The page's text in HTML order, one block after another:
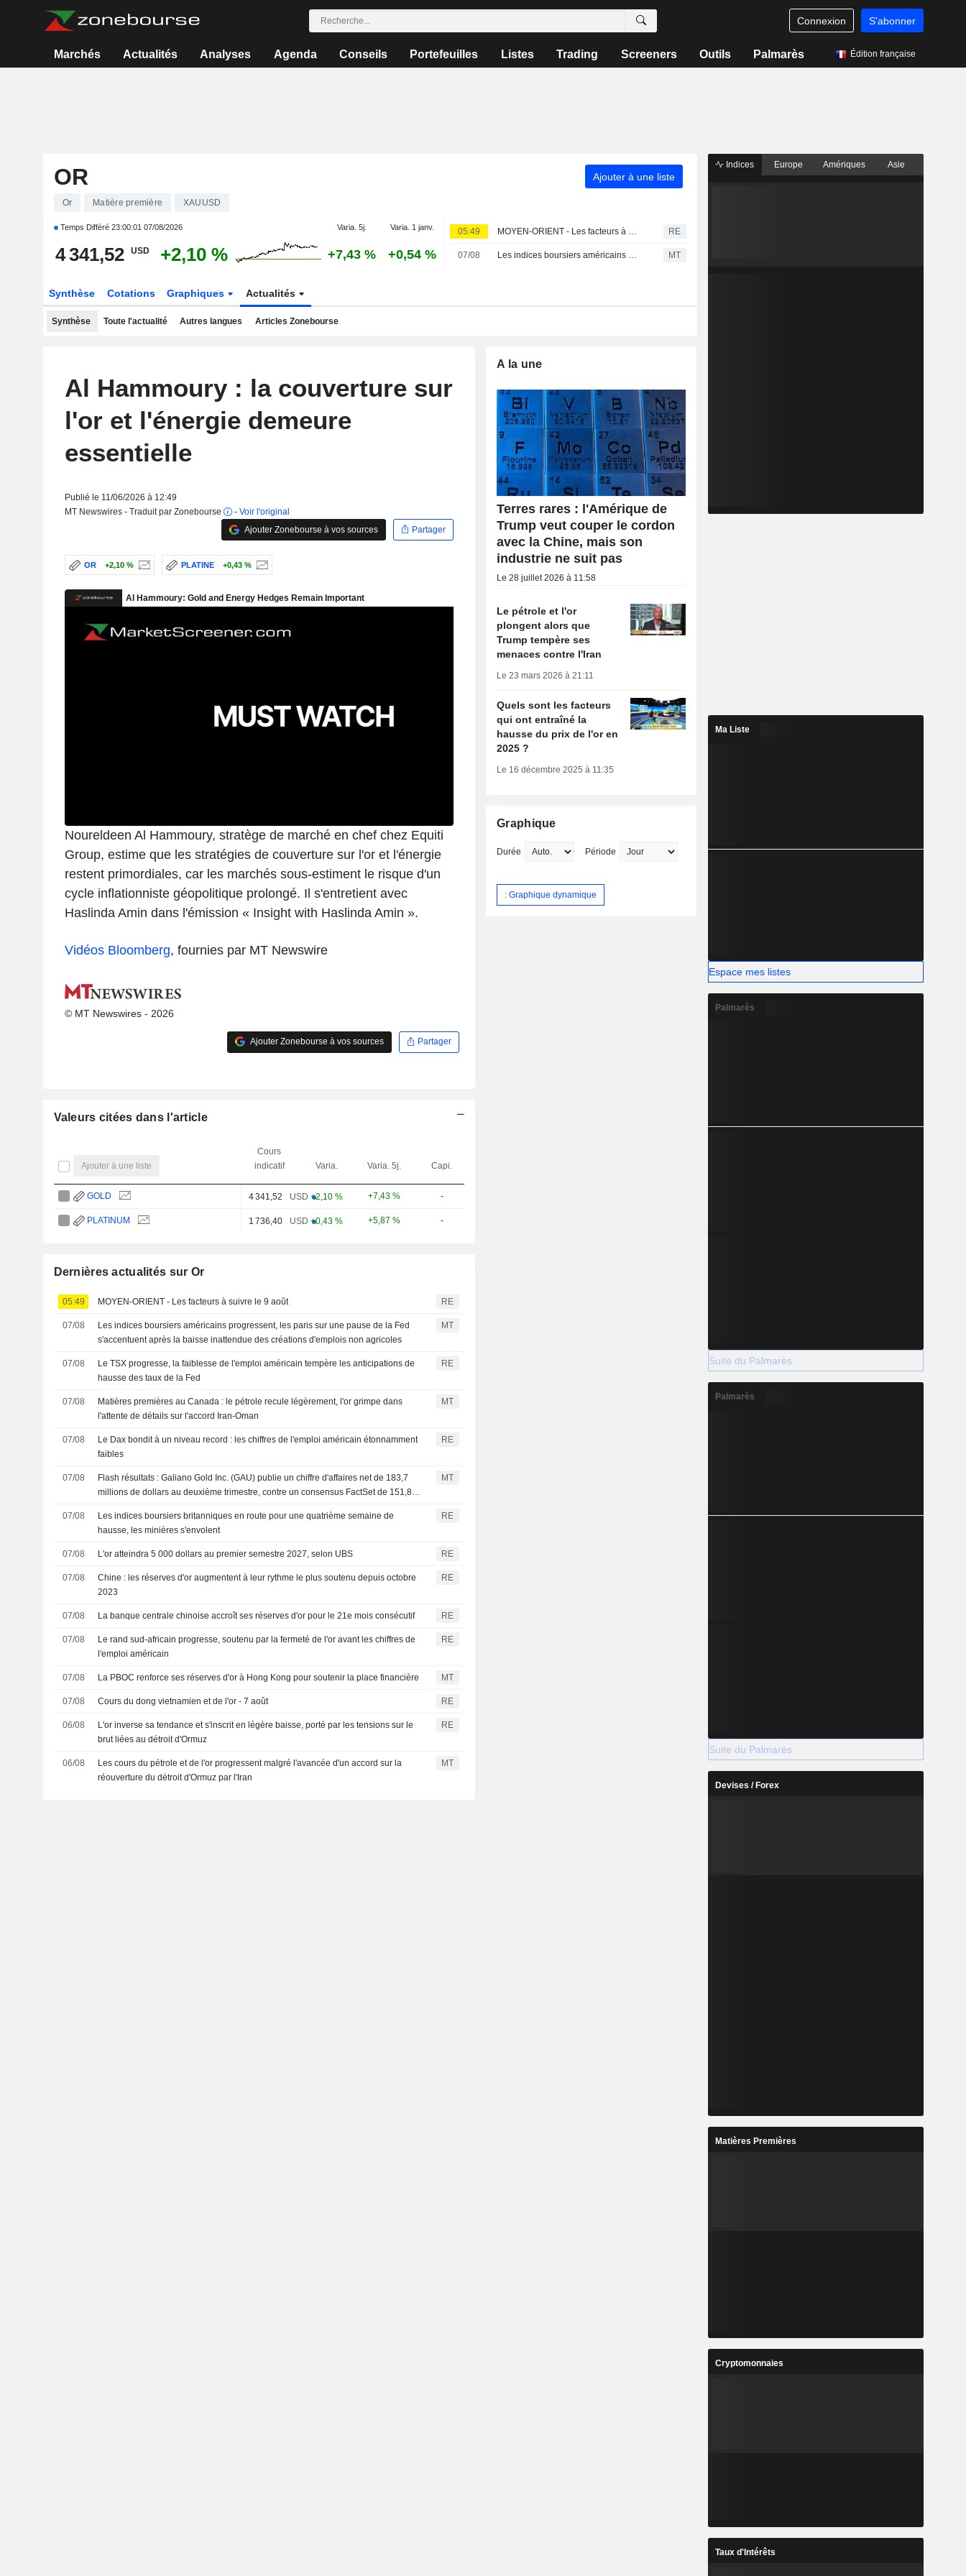
Connexion S'abonner
Marchés Actualités Analyses Agenda Conseils Portefeuilles Listes Trading Screeners Outils Palmarès Édition française
OR Ajouter à une liste
Or Matière première XAUUSD
Temps Différé 23:00:01 07/08/2026 Varia. 5j. Varia. 1 janv.
4 341,52 USD +2,10 % +7,43 % +0,54 %
05:49 MOYEN-ORIENT - Les facteurs à suivre le 9 août RE
07/08 Les indices boursiers américains progressent, les paris sur une pause de la Fed s'accentuent après la baisse inattendue des créations d'emplois non agricoles MT
Synthèse Cotations Graphiques Actualités
Synthèse Toute l'actualité Autres langues Articles Zonebourse
Al Hammoury : la couverture sur
l'or et l'énergie demeure
essentielle
Publié le 11/06/2026 à 12:49
MT Newswires - Traduit par Zonebourse
- Voir l'original
Ajouter Zonebourse à vos sources
Partager
OR +2,10 % PLATINE +0,43 %
Noureldeen Al Hammoury, stratège de marché en chef chez Equiti
Group, estime que les stratégies de couverture sur l'or et l'énergie
restent primordiales, car les marchés sous-estiment le risque d'un
cycle inflationniste géopolitique prolongé. Il s'entretient avec
Haslinda Amin dans l'émission « Insight with Haslinda Amin ».
Vidéos Bloomberg, fournies par MT Newswire
© MT Newswires - 2026
Ajouter Zonebourse à vos sources Partager
Valeurs citées dans l'article
Ajouter à une liste
Cours
indicatif
Varia. Varia. 5j. Capi.
GOLD 4 341,52 USD +2,10 % +7,43 % -
PLATINUM 1 736,40 USD +0,43 % +5,87 % -
Dernières actualités sur Or
05:49 MOYEN-ORIENT - Les facteurs à suivre le 9 août RE
07/08
Les indices boursiers américains progressent, les paris sur une pause de la Fed
s'accentuent après la baisse inattendue des créations d'emplois non agricoles
MT
07/08
Le TSX progresse, la faiblesse de l'emploi américain tempère les anticipations de
hausse des taux de la Fed
RE
07/08
Matières premières au Canada : le pétrole recule légèrement, l'or grimpe dans
l'attente de détails sur l'accord Iran-Oman
MT
07/08
Le Dax bondit à un niveau record : les chiffres de l'emploi américain étonnamment
faibles
RE
07/08
Flash résultats : Galiano Gold Inc. (GAU) publie un chiffre d'affaires net de 183,7
millions de dollars au deuxième trimestre, contre un consensus FactSet de 151,8
MT
07/08
Les indices boursiers britanniques en route pour une quatrième semaine de
hausse, les minières s'envolent
RE
07/08 L'or atteindra 5 000 dollars au premier semestre 2027, selon UBS RE
07/08
Chine : les réserves d'or augmentent à leur rythme le plus soutenu depuis octobre
2023
RE
07/08 La banque centrale chinoise accroît ses réserves d'or pour le 21e mois consécutif RE
07/08
Le rand sud-africain progresse, soutenu par la fermeté de l'or avant les chiffres de
l'emploi américain
RE
07/08 La PBOC renforce ses réserves d'or à Hong Kong pour soutenir la place financière MT
07/08 Cours du dong vietnamien et de l'or - 7 août RE
06/08
L'or inverse sa tendance et s'inscrit en légère baisse, porté par les tensions sur le
brut liées au détroit d'Ormuz
RE
06/08
Les cours du pétrole et de l'or progressent malgré l'avancée d'un accord sur la
réouverture du détroit d'Ormuz par l'Iran
MT
A la une
Terres rares : l'Amérique de
Trump veut couper le cordon
avec la Chine, mais son
industrie ne suit pas
Le 28 juillet 2026 à 11:58
Le pétrole et l'or
plongent alors que
Trump tempère ses
menaces contre l'Iran
Le 23 mars 2026 à 21:11
Quels sont les facteurs
qui ont entraîné la
hausse du prix de l'or en
2025 ?
Le 16 décembre 2025 à 11:35
Graphique
Durée Période
: Graphique dynamique
Indices Europe Amériques Asie
Ma Liste
Espace mes listes
Palmarès
Suite du Palmarès
Palmarès
Suite du Palmarès
Devises / Forex
Matières Premières
Cryptomonnaies
Taux d'Intérêts